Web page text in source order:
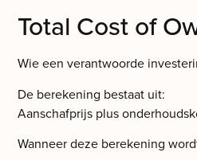
Total Cost of
Wie een verantwoorde
De berekening bestaat uit:
Aanschafprijs plus
Wanneer deze berekening